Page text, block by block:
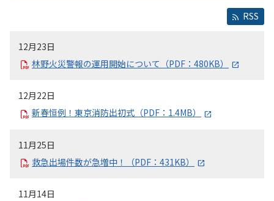
RSS
12月23日
林野火災警報の運用開始について（PDF：480KB）
12月22日
新春恒例！東京消防出初式（PDF：1.4MB）
11月25日
救急出場件数が急増中！（PDF：431KB）
11月14日